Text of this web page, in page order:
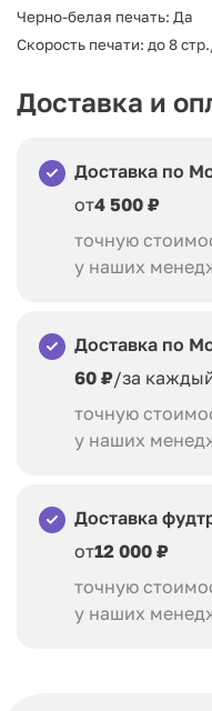
Черно-белая печать: Да
Скорость печати: до 8
Доставка и
Доставка по
от4 500 ₽
точную
у наших
Доставка по
60 ₽/за
точную
у наших
Доставка
от12 000 ₽
точную
у наших